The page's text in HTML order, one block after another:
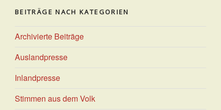
BEITRÄGE NACH KATEGORIEN
Archivierte Beiträge
Auslandpresse
Inlandpresse
Stimmen aus dem Volk